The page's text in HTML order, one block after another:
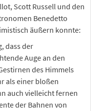
Scott Russell und den
Benedetto
äußern konnte:
dass der
Auge an den
des Himmels
als einer bloßen
auch vielleicht fernen
der Bahnen von